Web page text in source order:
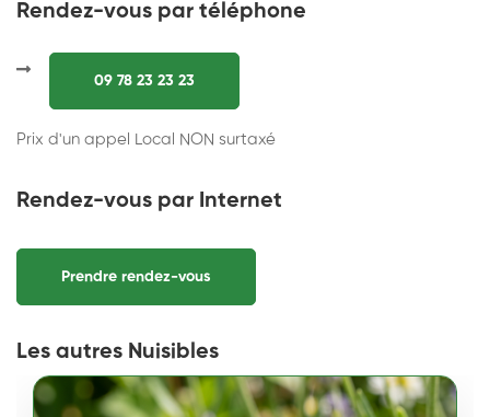
Rendez-vous par téléphone
09 78 23 23 23
Prix d'un appel Local NON surtaxé
Rendez-vous par Internet
Prendre rendez-vous
Les autres Nuisibles